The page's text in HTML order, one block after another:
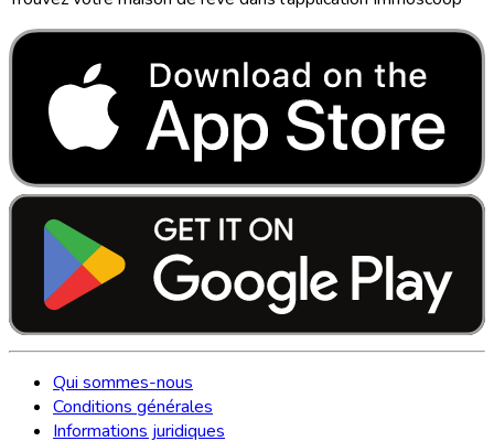
Qui sommes-nous
Conditions générales
Informations juridiques